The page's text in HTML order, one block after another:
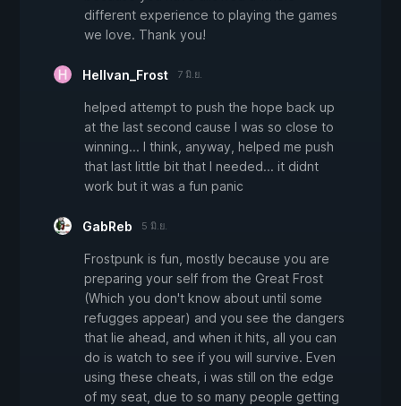
different experience to playing the games
we love. Thank you!
Hellvan_Frost 7 มิ.ย.
helped attempt to push the hope back up
at the last second cause I was so close to
winning... I think, anyway, helped me push
that last little bit that I needed... it didnt
work but it was a fun panic
GabReb 5 มิ.ย.
Frostpunk is fun, mostly because you are
preparing your self from the Great Frost
(Which you don't know about until some
refugges appear) and you see the dangers
that lie ahead, and when it hits, all you can
do is watch to see if you will survive. Even
using these cheats, i was still on the edge
of my seat, due to so many people getting